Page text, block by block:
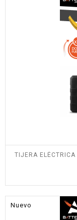
TIJERA
Nuevo